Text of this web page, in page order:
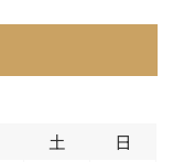
土 日